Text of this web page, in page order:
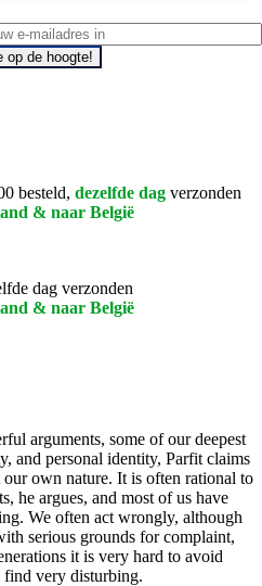
op de hoogte!
besteld, dezelfde dag verzonden
& naar België
dag verzonden
& naar België
arguments, some of our deepest
and personal identity, Parfit claims
own nature. It is often rational to
he argues, and most of us have
We often act wrongly, although
serious grounds for complaint,
it is very hard to avoid
very disturbing.